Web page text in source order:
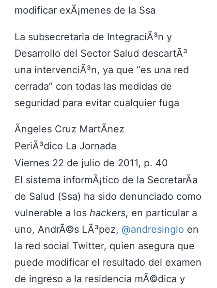
modificar exÃ¡menes de la Ssa
La subsecretaria de IntegraciÃ³n y
Desarrollo del Sector Salud descartÃ³
una intervenciÃ³n, ya que
es una red
cerrada
con todas las medidas de
seguridad para evitar cualquier fuga
Ãngeles Cruz MartÃ­nez
PeriÃ³dico La Jornada
Viernes 22 de julio de 2011, p. 40
El sistema informÃ¡tico de la SecretarÃ­a
de Salud (Ssa) ha sido denunciado como
vulnerable a los hackers, en particular a
uno, AndrÃ©s LÃ³pez, @andresinglo en
la red social Twitter, quien asegura que
puede modificar el resultado del examen
de ingreso a la residencia mÃ©dica y